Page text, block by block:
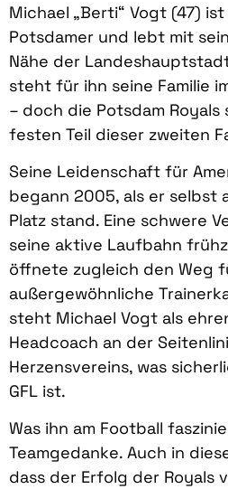
Michael „Berti“ Vogt (47)
Potsdamer und lebt mit
Nähe der
steht für ihn seine Familie
– doch die Potsdam Royals
festen Teil dieser zweiten
Seine Leidenschaft für
begann 2005, als er selbst
Platz stand. Eine schwere
seine aktive Laufbahn
öffnete zugleich den Weg
außergewöhnliche
steht Michael Vogt als
Headcoach an der
Herzensvereins, was
GFL ist.
Was ihn am Football
Teamgedanke. Auch in
dass der Erfolg der Royals